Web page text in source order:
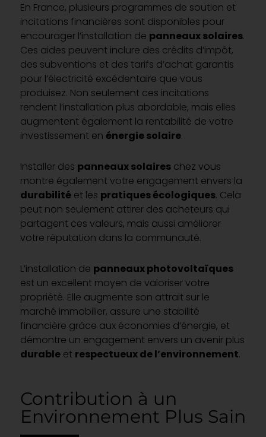
En France, plusieurs programmes de soutien et
incitations financières sont disponibles pour
encourager l’installation de panneaux solaires.
Ces aides peuvent inclure des crédits d’impôt,
des subventions et des tarifs d’achat garantis
pour l’électricité excédentaire que vous
produisez. Non seulement ces incitations
rendent l’installation plus abordable, mais elles
augmentent également la rentabilité de votre
investissement en énergie solaire.
Installer des panneaux solaireschez vous
montre également votre engagement envers la
durabilitéet les pratiques écologiques. Cela
peut non seulement attirer des acheteurs qui
partagent ces valeurs, mais aussi améliorer
votre réputation dans la communauté.
L’installation de panneaux photovoltaïques
est un excellent moyen de valoriser votre
propriété. Elle augmente son attrait sur le
marché immobilier, assure une stabilité
financière grâce aux économies d’énergie, et
démontre un engagement envers un avenir plus
durableet respectueux de l’environnement.
Contribution à un
Environnement Plus Sain